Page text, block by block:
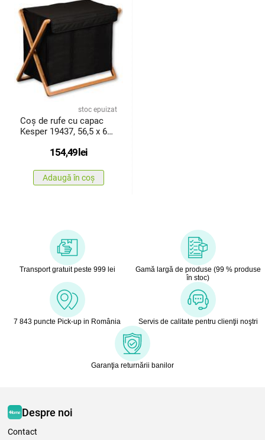
stoc epuizat
Coș de rufe cu capac
Kesper 19437, 56,5 x 69
154,49lei
Adaugă în coș
Transport gratuit peste 999 lei
Gamă largă de produse (99 % produse
în stoc)
7 843 puncte Pick-up in România Servis de calitate pentru clienţii noştri
Garanţia returnării banilor
Despre noi
Contact